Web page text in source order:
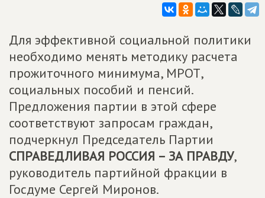
Для эффективной социальной политики
необходимо менять методику расчета
прожиточного минимума, МРОТ,
социальных пособий и пенсий.
Предложения партии в этой сфере
соответствуют запросам граждан,
подчеркнул Председатель Партии
СПРАВЕДЛИВАЯ РОССИЯ – ЗА ПРАВДУ,
руководитель партийной фракции в
Госдуме Сергей Миронов.